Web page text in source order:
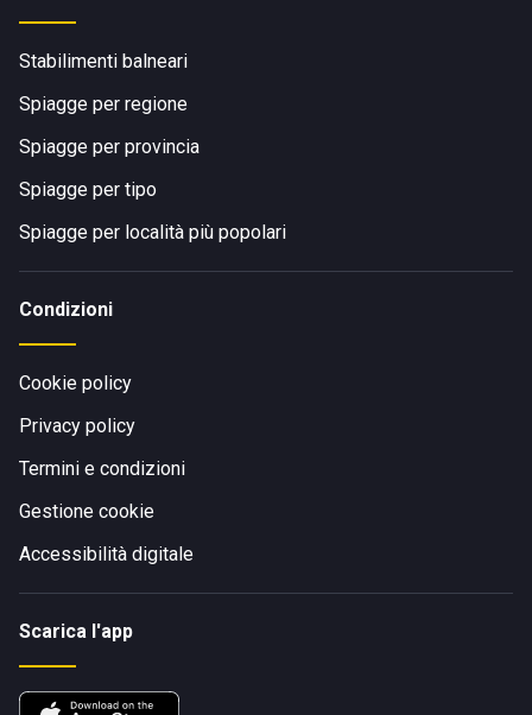
Stabilimenti balneari
Spiagge per regione
Spiagge per provincia
Spiagge per tipo
Spiagge per località più popolari
Condizioni
Cookie policy
Privacy policy
Termini e condizioni
Gestione cookie
Accessibilità digitale
Scarica l'app